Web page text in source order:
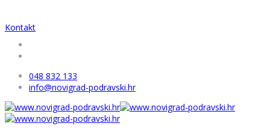
Kontakt
048 832 133
info@novigrad-podravski.hr